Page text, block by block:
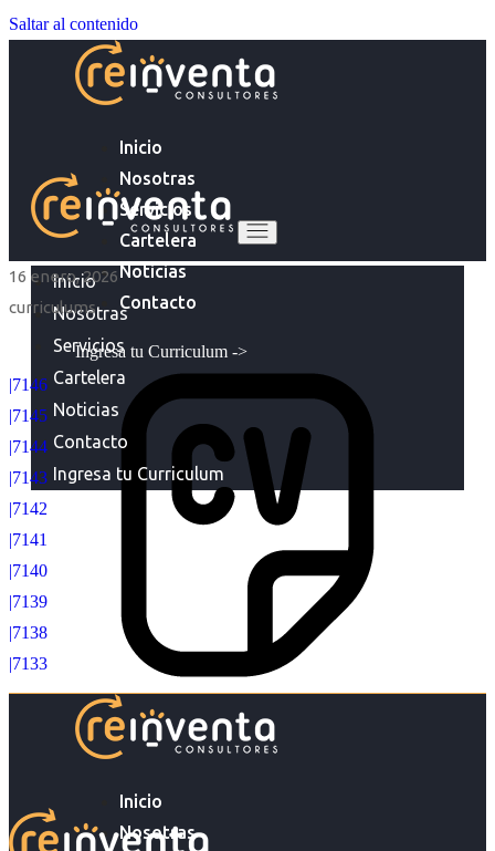
Saltar al contenido
Inicio
Nosotras
Servicios
Cartelera
Noticias
Contacto
Ingresa tu Curriculum ->
Inicio
Nosotras
Inicio
Nosotras
Servicios
Cartelera
Noticias
Contacto
Ingresa tu Curriculum
16 enero, 2026
curriculums
|7146
|7145
|7144
|7143
|7142
|7141
|7140
|7139
|7138
|7133